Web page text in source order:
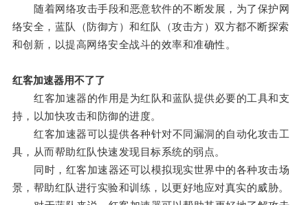
随着网络攻击手段和恶意软件的不断发展，为了保护网
络安全，蓝队（防御方）和红队（攻击方）双方都不断探索
和创新，以提高网络安全战斗的效率和准确性。
红客加速器用不了了
红客加速器的作用是为红队和蓝队提供必要的工具和支
持，以加快攻击和防御的进度。
红客加速器可以提供各种针对不同漏洞的自动化攻击工
具，从而帮助红队快速发现目标系统的弱点。
同时，红客加速器还可以模拟现实世界中的各种攻击场
景，帮助红队进行实验和训练，以更好地应对真实的威胁。